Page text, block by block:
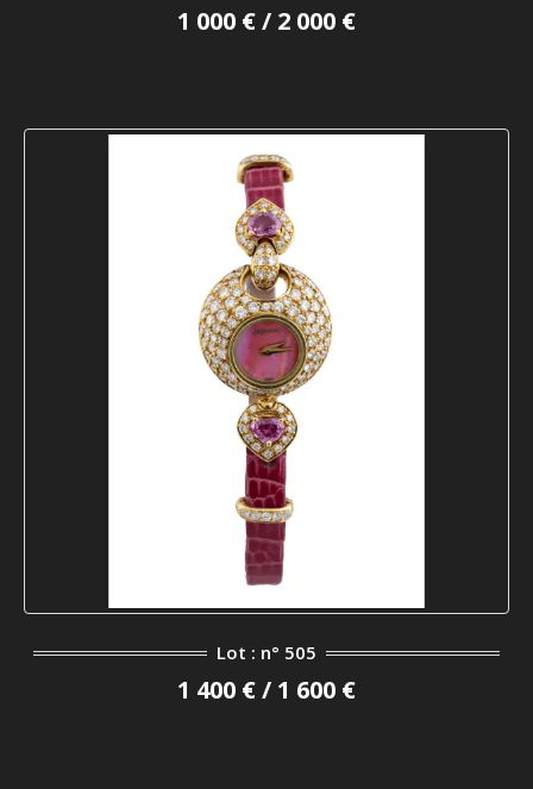
1 000 € / 2 000 €
Lot : n° 505
1 400 € / 1 600 €